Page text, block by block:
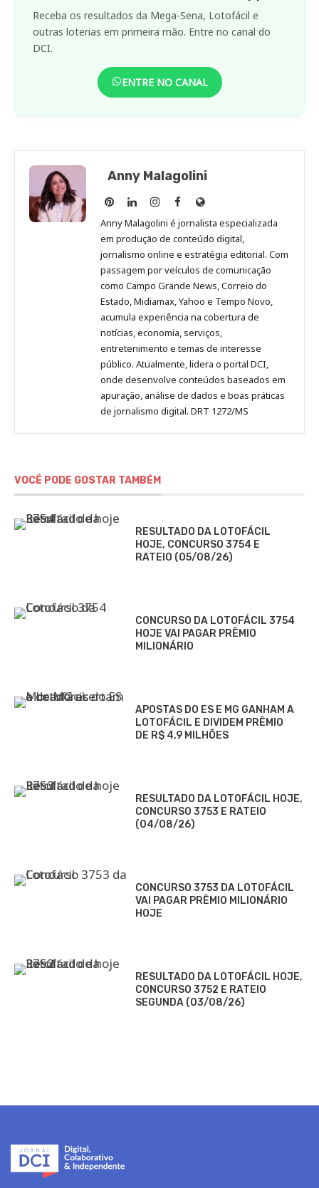
Receba os resultados da Mega-Sena, Lotofácil e
outras loterias em primeira mão. Entre no canal do
DCI.
ENTRE NO CANAL
Anny Malagolini
Anny
Malagolini
no
Pinterest
Anny
Malagolini
no
LinkedIn
Anny
Malagolini
no
Instagram
Anny
Malagolini
no
Facebook
Site
de
Anny
Malagolini
Anny Malagolini é jornalista especializada
em produção de conteúdo digital,
jornalismo online e estratégia editorial. Com
passagem por veículos de comunicação
como Campo Grande News, Correio do
Estado, Midiamax, Yahoo e Tempo Novo,
acumula experiência na cobertura de
notícias, economia, serviços,
entretenimento e temas de interesse
público. Atualmente, lidera o portal DCI,
onde desenvolve conteúdos baseados em
apuração, análise de dados e boas práticas
de jornalismo digital. DRT 1272/MS
VOCÊ PODE GOSTAR TAMBÉM
RESULTADO DA LOTOFÁCIL
HOJE, CONCURSO 3754 E
RATEIO (05/08/26)
CONCURSO DA LOTOFÁCIL 3754
HOJE VAI PAGAR PRÊMIO
MILIONÁRIO
APOSTAS DO ES E MG GANHAM A
LOTOFÁCIL E DIVIDEM PRÊMIO
DE R$ 4,9 MILHÕES
RESULTADO DA LOTOFÁCIL HOJE,
CONCURSO 3753 E RATEIO
(04/08/26)
CONCURSO 3753 DA LOTOFÁCIL
VAI PAGAR PRÊMIO MILIONÁRIO
HOJE
RESULTADO DA LOTOFÁCIL HOJE,
CONCURSO 3752 E RATEIO
SEGUNDA (03/08/26)